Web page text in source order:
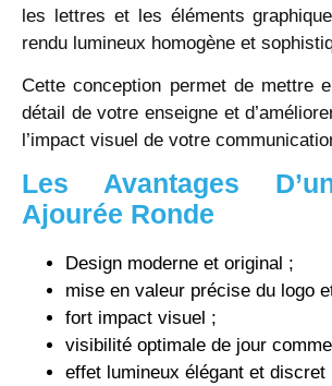
les lettres et les éléments
rendu lumineux homogène et
Cette conception permet de mettre
détail de votre enseigne et
l’impact visuel de votre
Les Avantages
Ajourée Ronde
Design moderne et original ;
mise en valeur précise du logo
fort impact visuel ;
visibilité optimale de jour
effet lumineux élégant et discret